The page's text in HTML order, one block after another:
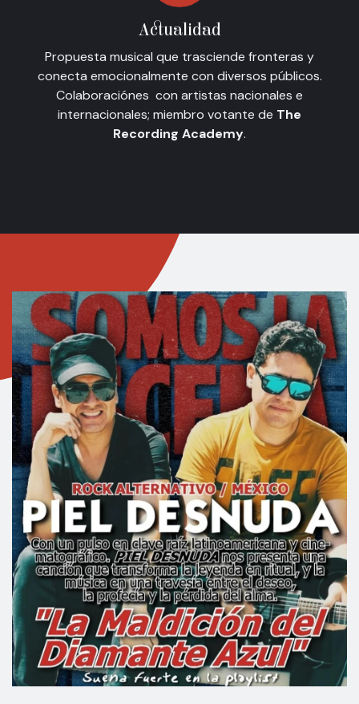
Actualidad
Propuesta musical que trasciende fronteras y
conecta emocionalmente con diversos públicos.
Colaboraciónes con artistas nacionales e
internacionales; miembro votante de The
Recording Academy.